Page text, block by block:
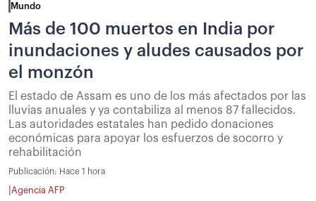
Mundo
Más de 100 muertos en India por
inundaciones y aludes causados por
el monzón
El estado de Assam es uno de los más afectados por las
lluvias anuales y ya contabiliza al menos 87 fallecidos.
Las autoridades estatales han pedido donaciones
económicas para apoyar los esfuerzos de socorro y
rehabilitación
Publicación: Hace 1 hora
Agencia AFP